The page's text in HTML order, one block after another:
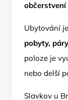
občerstvení
Ubytování
pobyty,
poloze je
nebo delší
Slavkov u